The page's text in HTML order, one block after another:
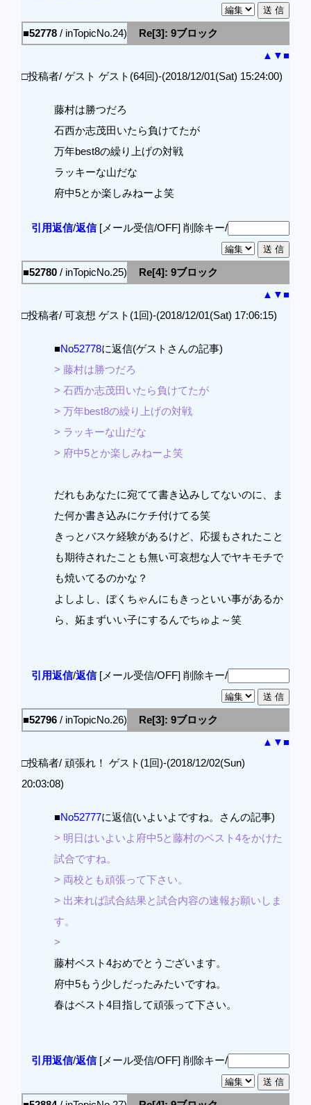
■52778 / inTopicNo.24)
Re[3]: 9ブロック
▲ ▼■
□投稿者/ ゲスト ゲスト(64回)-(2018/12/01(Sat) 15:24:00)
藤村は勝つだろ
石西か志茂田いたら負けてたが
万年best8の繰り上げの対戦
ラッキーな山だな
府中5とか楽しみねーよ笑
引用返信/返信[メール受信/OFF] 削除キー/
■52780 / inTopicNo.25)
Re[4]: 9ブロック
▲ ▼■
□投稿者/ 可哀想 ゲスト(1回)-(2018/12/01(Sat) 17:06:15)
■No52778に返信(ゲストさんの記事)
> 藤村は勝つだろ
> 石西か志茂田いたら負けてたが
> 万年best8の繰り上げの対戦
> ラッキーな山だな
> 府中5とか楽しみねーよ笑
だれもあなたに宛てて書き込みしてないのに、ま
た何か書き込みにケチ付けてる笑
きっとバスケ経験があるけど、応援もされたこと
も期待されたことも無い可哀想な人でヤキモチで
も焼いてるのかな？
よしよし、ぼくちゃんにもきっといい事があるか
ら、妬まずいい子にするんでちゅよ～笑
引用返信/返信[メール受信/OFF] 削除キー/
■52796 / inTopicNo.26)
Re[3]: 9ブロック
▲ ▼■
□投稿者/ 頑張れ！ ゲスト(1回)-(2018/12/02(Sun)
20:03:08)
■No52777に返信(いよいよですね。さんの記事)
> 明日はいよいよ府中5と藤村のベスト4をかけた
試合ですね。
> 両校とも頑張って下さい。
> 出来れば試合結果と試合内容の速報お願いしま
す。
>
藤村ベスト4おめでとうございます。
府中5もう少しだったみたいですね。
春はベスト4目指して頑張って下さい。
引用返信/返信[メール受信/OFF] 削除キー/